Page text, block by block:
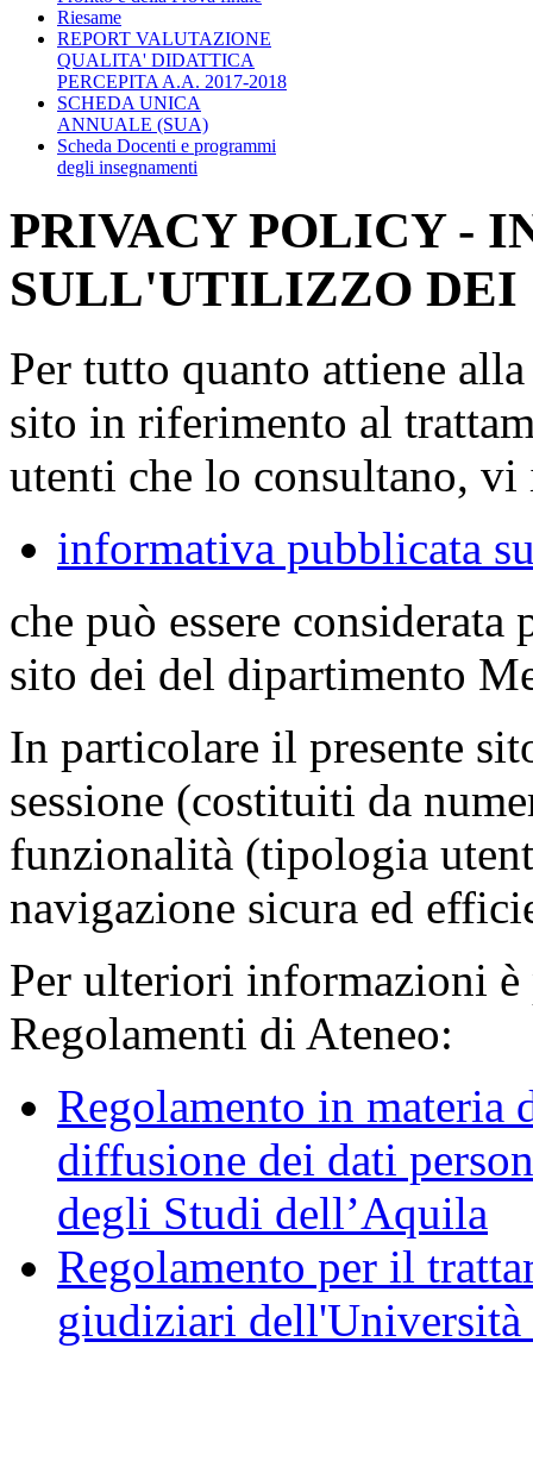
Riesame
REPORT VALUTAZIONE
QUALITA' DIDATTICA
PERCEPITA A.A. 2017-2018
SCHEDA UNICA
ANNUALE (SUA)
Scheda Docenti e programmi
degli insegnamenti
PRIVACY POLICY -
SULL'UTILIZZO DEI
Per tutto quanto attiene
sito in riferimento al
utenti che lo consultano,
informativa pubblicata
che può essere
sito dei del dipartimento
In particolare il presente
sessione (costituiti da
funzionalità (tipologia
navigazione sicura ed
Per ulteriori informazioni è
Regolamenti di Ateneo:
Regolamento in materia
diffusione dei dati
degli Studi dell’Aquila
Regolamento per il
giudiziari